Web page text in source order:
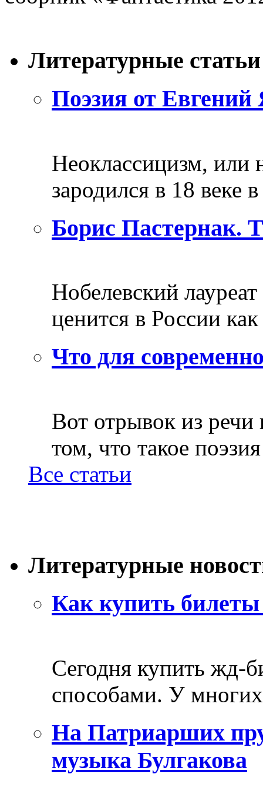
Литературные статьи
Поэзия от Евгений
Неоклассицизм, или
зародился в 18 веке
Борис Пастернак.
Нобелевский
ценится в России
Что для
Вот отрывок из
том, что такое
Все статьи
Литературные
Как купить билеты
Сегодня купить жд-
способами. У
На Патриарших
музыка Булгакова